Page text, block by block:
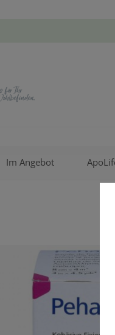
Im Angebot